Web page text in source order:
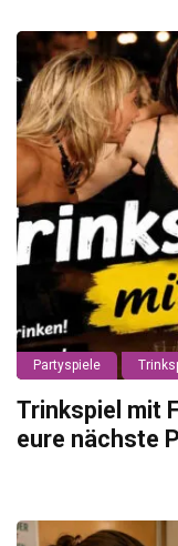
Partyspiele
Trinkspiel mit
eure nächste